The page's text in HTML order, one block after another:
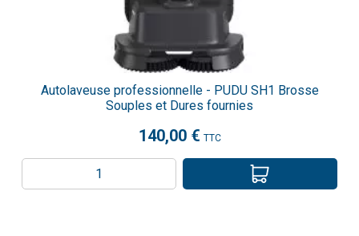
Autolaveuse professionnelle - PUDU SH1 Brosse
Souples et Dures fournies
140,00 € TTC